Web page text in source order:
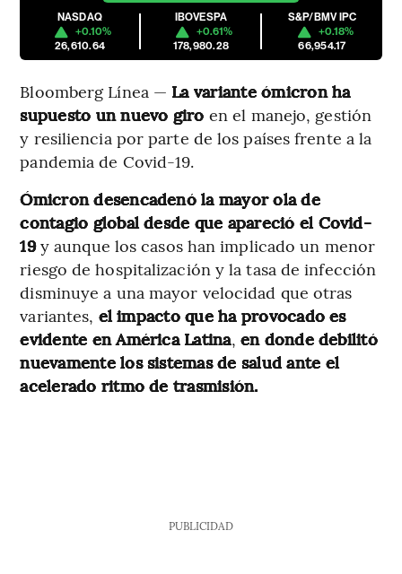
NASDAQ
+0.10%
26,610.64
IBOVESPA
+0.61%
178,980.28
S&P/BMV IPC
+0.18%
66,954.17
Bloomberg Línea — La variante ómicron ha
supuesto un nuevo giro en el manejo, gestión
y resiliencia por parte de los países frente a la
pandemia de Covid-19.
Ómicron desencadenó la mayor ola de
contagio global desde que apareció el Covid-
19y aunque los casos han implicado un menor
riesgo de hospitalización y la tasa de infección
disminuye a una mayor velocidad que otras
variantes, el impacto que ha provocado es
evidente en América Latina, en donde debilitó
nuevamente los sistemas de salud ante el
acelerado ritmo de trasmisión.
PUBLICIDAD